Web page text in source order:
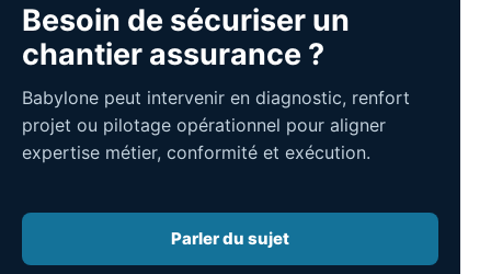
Besoin de sécuriser un
chantier assurance ?
Babylone peut intervenir en diagnostic, renfort
projet ou pilotage opérationnel pour aligner
expertise métier, conformité et exécution.
Parler du sujet